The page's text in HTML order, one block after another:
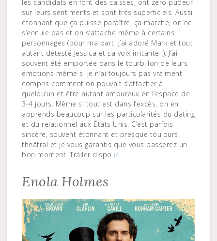
les candidats en font des caisses, ont zéro pudeur
sur leurs sentiments et sont très superficiels. Aussi
étonnant que ça puisse paraître, ça marche, on ne
s’ennuie pas et on s’attache même à certains
personnages (pour ma part, j’ai adoré Mark et tout
autant détesté Jessica et sa voix irritante !). J’ai
souvent été emportée dans le tourbillon de leurs
émotions même si je n’ai toujours pas vraiment
compris comment on pouvait s’attacher à
quelqu’un et être autant amoureux en l’espace de
3-4 jours. Même si tout est dans l’excès, on en
apprends beaucoup sur les particularités du dating
et du relationnel aux États Unis. C’est parfois
sincère, souvent étonnant et presque toujours
théâtral et je vous garantis que vous passerez un
bon moment. Trailer dispo ici.
Enola Holmes